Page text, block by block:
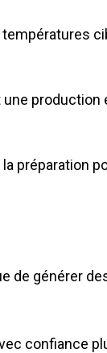
production
préparation
de générer
confiance